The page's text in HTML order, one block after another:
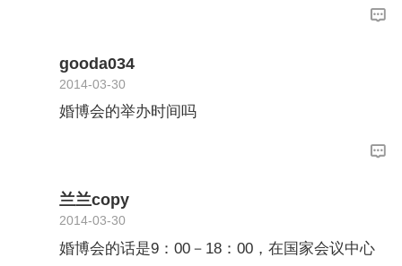
gooda034
2014-03-30
婚博会的举办时间吗
兰兰copy
2014-03-30
婚博会的话是9：00－18：00，在国家会议中心